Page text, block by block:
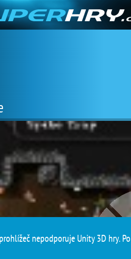
nepodporuje Unity 3D hry.